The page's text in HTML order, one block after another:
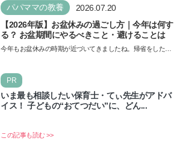
パパママの教養 2026.07.20
【2026年版】お盆休みの過ごし方｜今年は何す
る？ お盆期間にやるべきこと・避けることは
今年もお盆休みの時期が近づいてきましたね。帰省をした
PR
いま最も相談したい保育士・てぃ先生がアドバ
イス！ 子どもの“おてつだい”に、どん...
この記事も読む >>